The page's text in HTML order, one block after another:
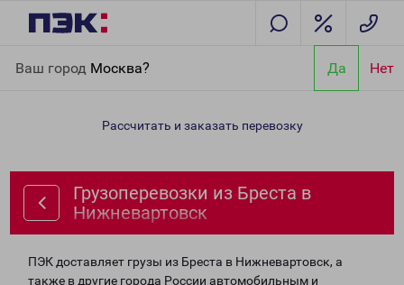
Ваш город Москва? Да Нет
Нижневартовск
Рассчитать и заказать перевозку
Грузоперевозки из Бреста в
Нижневартовск
ПЭК доставляет грузы из Бреста в Нижневартовск, а
также в другие города России автомобильным и